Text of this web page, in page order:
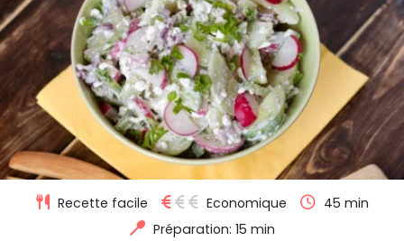
Recette facile Economique
45 min
Préparation: 15 min